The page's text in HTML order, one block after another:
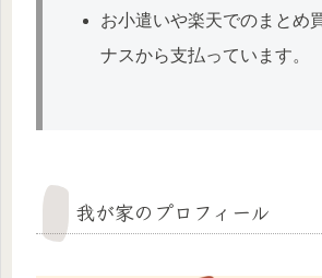
お小遣いや楽天でのまとめ
ナスから支払っています。
我が家のプロフィール